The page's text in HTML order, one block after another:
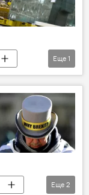
Еще 1
Еще 2